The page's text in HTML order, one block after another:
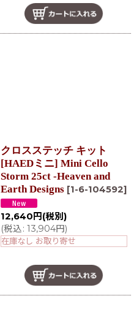
クロスステッチ キット
[HAEDミニ] Mini Cello
Storm 25ct -Heaven and
Earth Designs [1-6-104592]
12,640 円 (税別)
(税込: 13,904円)
在庫なし お取り寄せ